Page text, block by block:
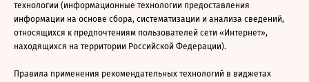
технологии (информационные технологии предоставления
информации на основе сбора, систематизации и анализа сведений,
относящихся к предпочтениям пользователей сети «Интернет»,
находящихся на территории Российской Федерации).
Правила применения рекомендательных технологий в виджетах